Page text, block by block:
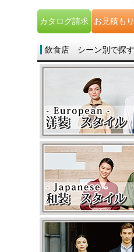
カタログ請求 お見積も
飲食店 シーン別で探す